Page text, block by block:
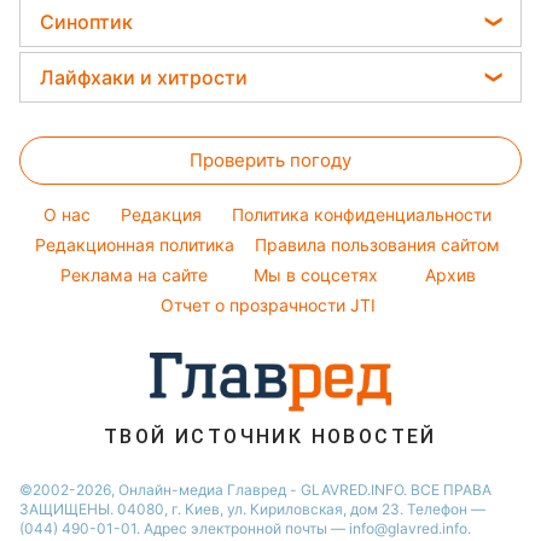
Потап
София Ротару
Новости Житомира
Новости Харькова
Новости Одессы
Новости Полтавы
Новости Черкассы
Новости Ровно
Новости Запорожья
Простые блюда
Легкие десерты
Праздничное меню
Головоломки
Тесты по картинке
Оптические иллюзии
Народные приметы
Все о шоу-бизнесе
Синоптик
Прогноз погоды
Магнитные бури
Погода на сегодня
Погода на завтра
Пылевая буря
Лайфхаки и хитрости
Уборка
Комнатные растения
Авто
Проверить погоду
O нас Редакция
Политика конфиденциальности
Редакционная политика
Правила пользования сайтом
Реклама на сайте
Мы в соцсетях
Архив
Отчет о прозрачности JTI
ТВОЙ ИСТОЧНИК НОВОСТЕЙ
©2002-2026, Онлайн-медиа Главред - GLAVRED.INFO. ВСЕ ПРАВА
ЗАЩИЩЕНЫ. 04080, г. Киев, ул. Кириловская, дом 23. Телефон —
(044) 490-01-01. Адрес электронной почты — info@glavred.info.